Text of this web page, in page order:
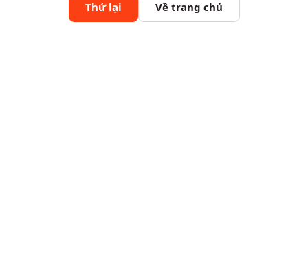
Thử lại Về trang chủ